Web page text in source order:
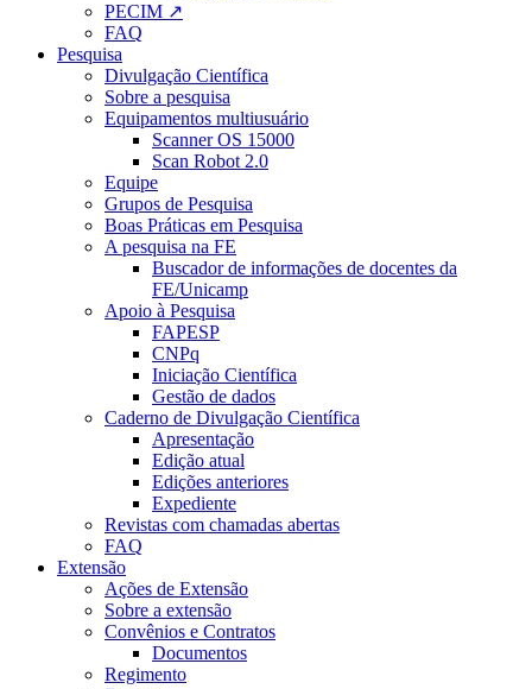
PECIM ↗
FAQ
Pesquisa
Divulgação Científica
Sobre a pesquisa
Equipamentos multiusuário
Scanner OS 15000
Scan Robot 2.0
Equipe
Grupos de Pesquisa
Boas Práticas em Pesquisa
A pesquisa na FE
Buscador de informações de docentes da
FE/Unicamp
Apoio à Pesquisa
FAPESP
CNPq
Iniciação Científica
Gestão de dados
Caderno de Divulgação Científica
Apresentação
Edição atual
Edições anteriores
Expediente
Revistas com chamadas abertas
FAQ
Extensão
Ações de Extensão
Sobre a extensão
Convênios e Contratos
Documentos
Regimento